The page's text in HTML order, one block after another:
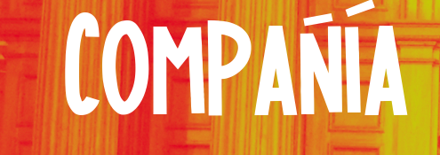
Compañía de Jesús